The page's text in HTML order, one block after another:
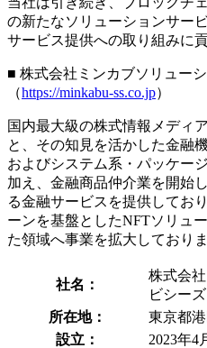
の新たなソリューションサー
サービス提供への取り組みに
■ 株式会社ミンカブソリュー
（https://minkabu-ss.co.jp）
国内最大級の株式情報メディ
と、その知見を活かした金融
およびシステム系・パッケー
加え、金融商品仲介業を開始
る金融サービスを提供してお
ーンを基盤としたNFTソリュ
た領域へ事業を拡大しておりま
社名：
株式会
ビシーズ
所在地：
東京都
設立：
2023年4